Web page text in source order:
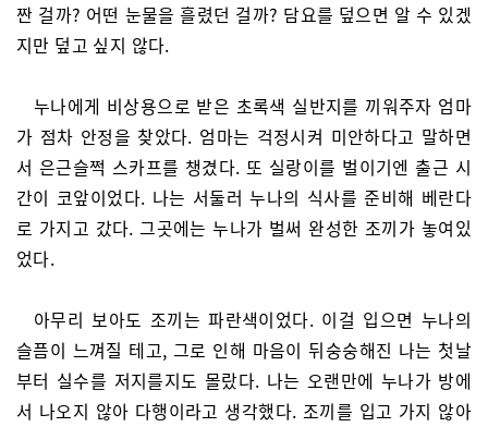
짠 걸까? 어떤 눈물을 흘렸던 걸까? 담요를 덮으면 알 수 있겠
지만 덮고 싶지 않다.
누나에게 비상용으로 받은 초록색 실반지를 끼워주자 엄마
가 점차 안정을 찾았다. 엄마는 걱정시켜 미안하다고 말하면
서 은근슬쩍 스카프를 챙겼다. 또 실랑이를 벌이기엔 출근 시
간이 코앞이었다. 나는 서둘러 누나의 식사를 준비해 베란다
로 가지고 갔다. 그곳에는 누나가 벌써 완성한 조끼가 놓여있
었다.
아무리 보아도 조끼는 파란색이었다. 이걸 입으면 누나의
슬픔이 느껴질 테고, 그로 인해 마음이 뒤숭숭해진 나는 첫날
부터 실수를 저지를지도 몰랐다. 나는 오랜만에 누나가 방에
서 나오지 않아 다행이라고 생각했다. 조끼를 입고 가지 않아